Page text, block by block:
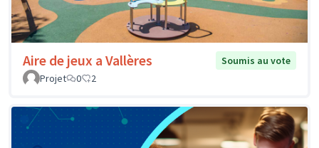
Aire de jeux a Vallères
Soumis au vote
Projet
0 2